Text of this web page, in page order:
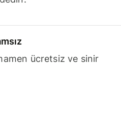
ücretsiz ve sinir